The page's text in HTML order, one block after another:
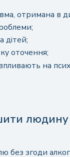
отримана в
дітей;
оточення;
впливають на
людину
без згоди